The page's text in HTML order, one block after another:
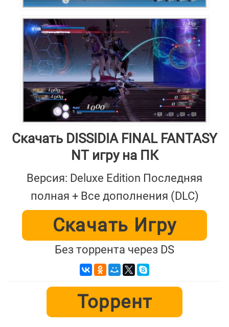
Скачать DISSIDIA FINAL FANTASY
NT игру на ПК
Версия: Deluxe Edition Последняя
полная + Все дополнения (DLC)
Скачать Игру
Без торрента через DS
Торрент